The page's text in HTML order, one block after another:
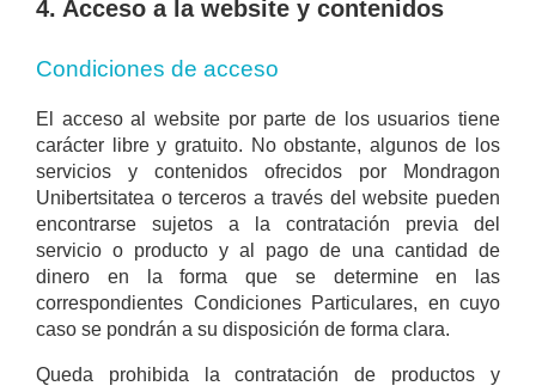
4. Acceso a la website y contenidos
Condiciones de acceso
El acceso al website por parte de los usuarios tiene
carácter libre y gratuito. No obstante, algunos de los
servicios y contenidos ofrecidos por Mondragon
Unibertsitatea o terceros a través del website pueden
encontrarse sujetos a la contratación previa del
servicio o producto y al pago de una cantidad de
dinero en la forma que se determine en las
correspondientes Condiciones Particulares, en cuyo
caso se pondrán a su disposición de forma clara.
Queda prohibida la contratación de productos y